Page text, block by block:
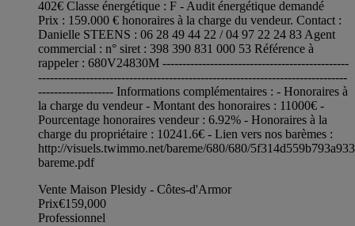
402€ Classe énergétique : F - Audit énergétique demandé
Prix : 159.000 € honoraires à la charge du vendeur. Contact :
Danielle STEENS : 06 28 49 44 22 / 04 97 22 24 83 Agent
commercial : n° siret : 398 390 831 000 53 Référence à
rappeler : 680V24830M -----------------------------------------------
------------------------------------------------------------------------------
------------------- Informations complémentaires : - Honoraires à
la charge du vendeur - Montant des honoraires : 11000€ -
Pourcentage honoraires vendeur : 6.92% - Honoraires à la
charge du propriétaire : 10241.6€ - Lien vers nos barèmes :
http://visuels.twimmo.net/bareme/680/680/
bareme.pdf
Vente Maison Plesidy - Côtes-d'Armor
Prix€159,000
Professionnel